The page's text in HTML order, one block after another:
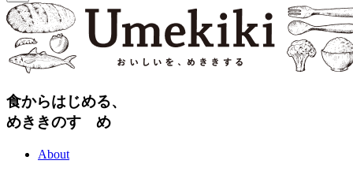
食からはじめる、
めききのすゝめ
About